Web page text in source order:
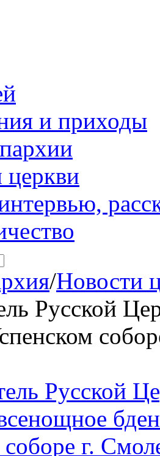
и приходы
церкви
/Новости
Русской